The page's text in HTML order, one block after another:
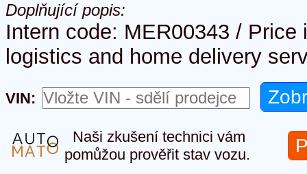
Doplňující popis:
Intern code: MER00343 / Price
logistics and home delivery
VIN:
Naši zkušení technici vám
pomůžou prověřit stav vozu.